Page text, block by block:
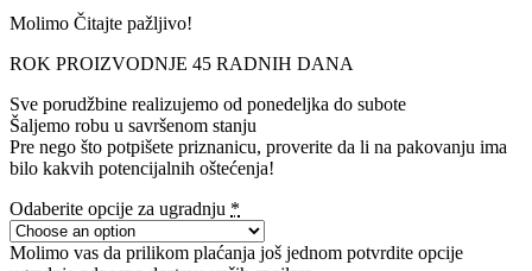
Molimo Čitajte pažljivo!
ROK PROIZVODNJE 45 RADNIH DANA
Sve porudžbine realizujemo od ponedeljka do subote
Šaljemo robu u savršenom stanju
Pre nego što potpišete priznanicu, proverite da li na pakovanju ima
bilo kakvih potencijalnih oštećenja!
Odaberite opcije za ugradnju *
Molimo vas da prilikom plaćanja još jednom potvrdite opcije